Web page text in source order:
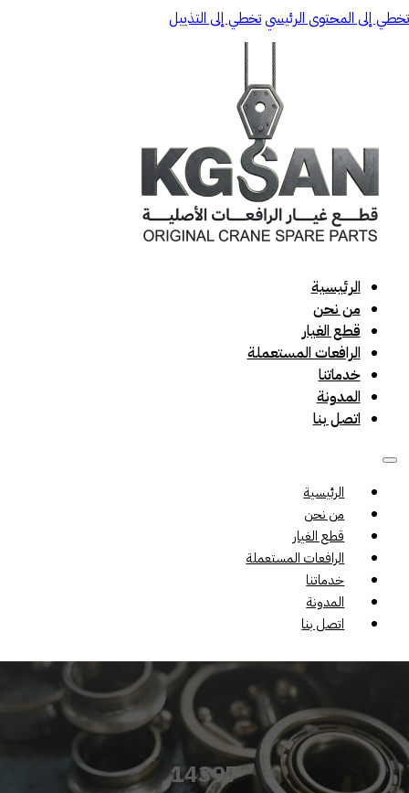
تخطي إلى المحتوى الرئيسيتخطي إلى التذييل
الرئيسية
من نحن
قطع الغيار
الرافعات المستعملة
خدماتنا
المدونة
اتصل بنا
الرئيسية
من نحن
قطع الغيار
الرافعات المستعملة
خدماتنا
المدونة
اتصل بنا
14397